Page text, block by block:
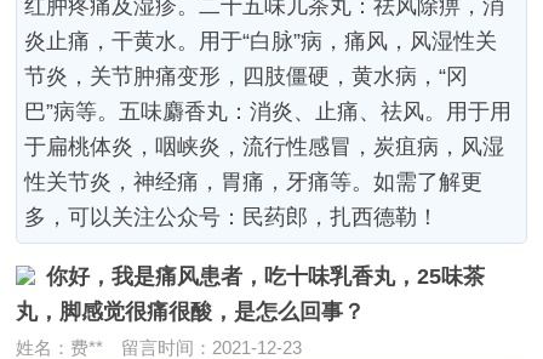
红肿疼痛及湿疹。二十五味儿茶丸：祛风除痹，消
炎止痛，干黄水。用于“白脉”病，痛风，风湿性关
节炎，关节肿痛变形，四肢僵硬，黄水病，“冈
巴”病等。五味麝香丸：消炎、止痛、祛风。用于用
于扁桃体炎，咽峡炎，流行性感冒，炭疽病，风湿
性关节炎，神经痛，胃痛，牙痛等。如需了解更
多，可以关注公众号：民药郎，扎西德勒！
你好，我是痛风患者，吃十味乳香丸，25味茶
丸，脚感觉很痛很酸，是怎么回事？
姓名：费**留言时间：2021-12-23